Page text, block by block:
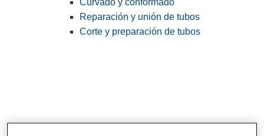
Curvado y conformado
Reparación y unión de tubos
Corte y preparación de tubos